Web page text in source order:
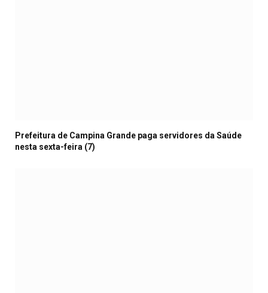
Prefeitura de Campina Grande paga servidores da Saúde
nesta sexta-feira (7)